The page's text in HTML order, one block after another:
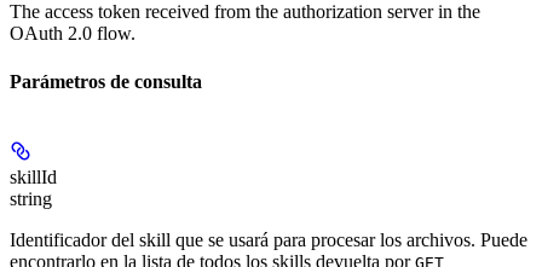
The access token received from the authorization server in the
OAuth 2.0 flow.
Parámetros de consulta
skillId
string
Identificador del skill que se usará para procesar los archivos. Puede
encontrarlo en la lista de todos los skills devuelta por GET